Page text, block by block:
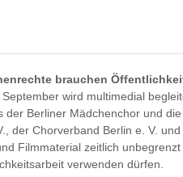
brauchen
wird multimedial
der Berliner Mädchenchor und
der Chorverband Berlin e. V.
Filmmaterial zeitlich
verwenden dürfen.